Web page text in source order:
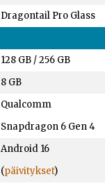
Dragontail Pro Glass
128 GB/256 GB
8 GB
Qualcomm
Snapdragon 6 Gen 4
Android 16
(päivitykset)